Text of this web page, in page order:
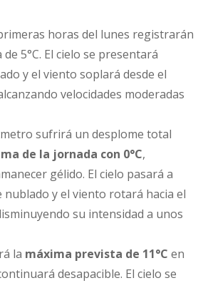
horas del lunes registrarán
5°C. El cielo se presentará
y el viento soplará desde el
velocidades moderadas
sufrirá un desplome total
de la jornada con 0°C,
gélido. El cielo pasará a
y el viento rotará hacia el
su intensidad a unos
la máxima prevista de 11°C en
desapacible. El cielo se